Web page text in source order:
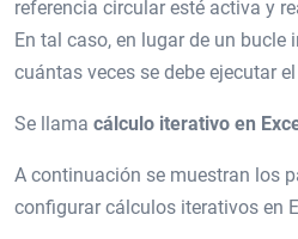
referencia circular esté activa y
En tal caso, en lugar de un bucle
cuántas veces se debe ejecutar
Se llama cálculo iterativo en
A continuación se muestran los
configurar cálculos iterativos en